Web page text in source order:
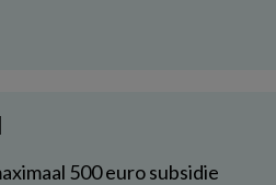
500 euro subsidie